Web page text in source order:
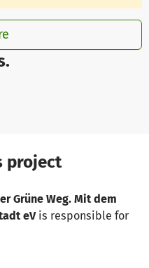
project
Grüne Weg. Mit dem
eVis responsible for